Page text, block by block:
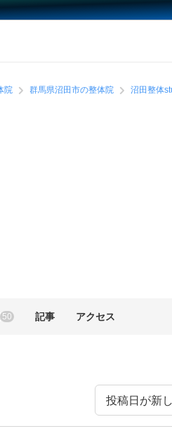
院 群馬県沼田市の整体院 沼田整体
50 記事 アクセス